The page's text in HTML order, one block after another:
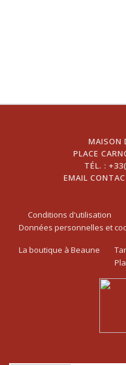
MAISON
PLACE
TÉL. :
EMAIL
Conditions d'utilisation
Données personnelles et
La boutique à Beaune